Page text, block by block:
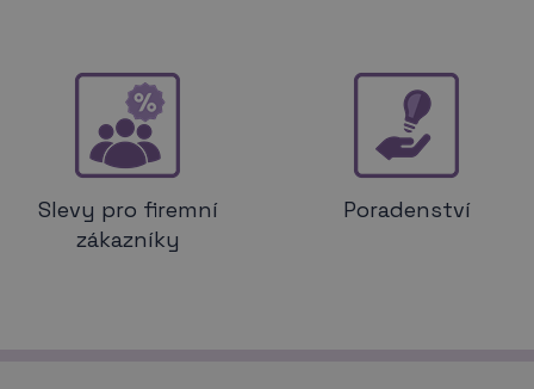
Slevy pro firemní
zákazníky
Poradenství